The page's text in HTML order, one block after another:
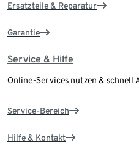
Ersatzteile & Reparatur
Garantie
Service & Hilfe
Online-Services nutzen & schnell
Service-Bereich
Hilfe & Kontakt